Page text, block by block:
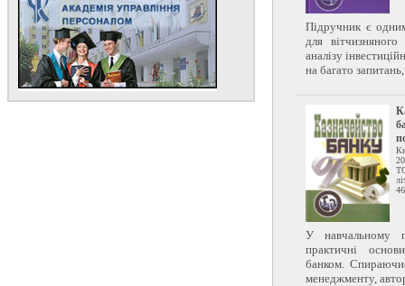
Підручник є
для
аналізу
на багато
У навчальному
практичні
банком.
менеджменту,